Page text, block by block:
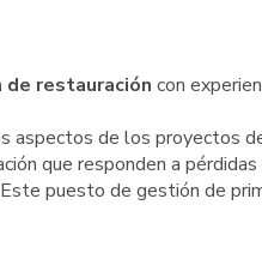
restauración con
aspectos de los proyectos
que responden a pérdidas
puesto de gestión de